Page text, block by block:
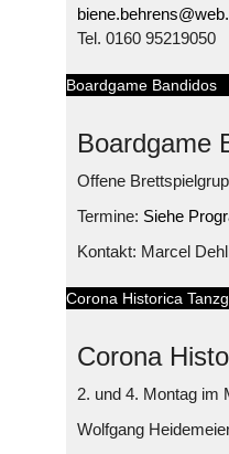
Tel. 0160 95219050
Boardgame Bandidos
Boardgame
Offene
Termine: Siehe
Kontakt: Marcel
Corona Historica
Corona
2. und 4. Montag im
Wolfgang